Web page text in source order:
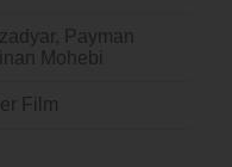
Payman
Mohebi
Film